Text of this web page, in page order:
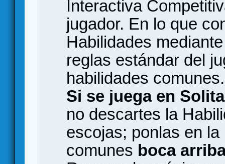
Interactiva
jugador. En lo que
Habilidades
reglas estándar del
habilidades comunes.
Si se juega en
no descartes la
escojas; ponlas en
comunes boca